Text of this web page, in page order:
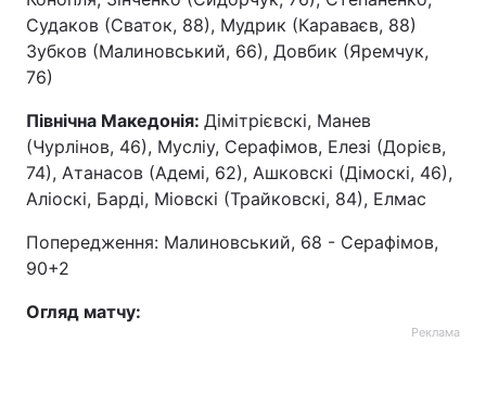
Судаков (Сваток, 88), Мудрик (Караваєв, 88)
Зубков (Малиновський, 66), Довбик (Яремчук,
76)
Північна Македонія: Дімітрієвскі, Манев
(Чурлінов, 46), Мусліу, Серафімов, Елезі (Дорієв,
74), Атанасов (Адемі, 62), Ашковскі (Дімоскі, 46),
Аліоскі, Барді, Міовскі (Трайковскі, 84), Елмас
Попередження: Малиновський, 68 - Серафімов,
90+2
Огляд матчу:
Реклама